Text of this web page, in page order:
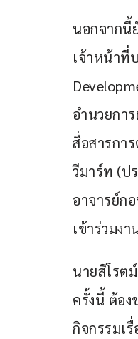
นอกจากนี้
เจ้าหน้าที่
อำนวยกา
สื่อสารกา
วีมาร์ท (ป
อาจารย์ก
เข้าร่วมงา
นายสิโรต
ครั้งนี้ ต้อ
กิจกรรมเ